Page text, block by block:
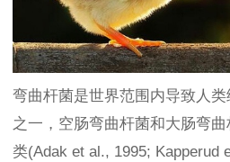
弯曲杆菌是世界范围内导致人
之一，空肠弯曲杆菌和大肠弯
类(Adak et al., 1995; Kapperud